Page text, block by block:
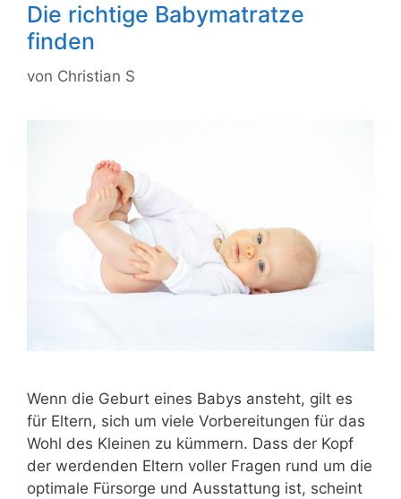
Die richtige Babymatratze
finden
von Christian S
Wenn die Geburt eines Babys ansteht, gilt es
für Eltern, sich um viele Vorbereitungen für das
Wohl des Kleinen zu kümmern. Dass der Kopf
der werdenden Eltern voller Fragen rund um die
optimale Fürsorge und Ausstattung ist, scheint